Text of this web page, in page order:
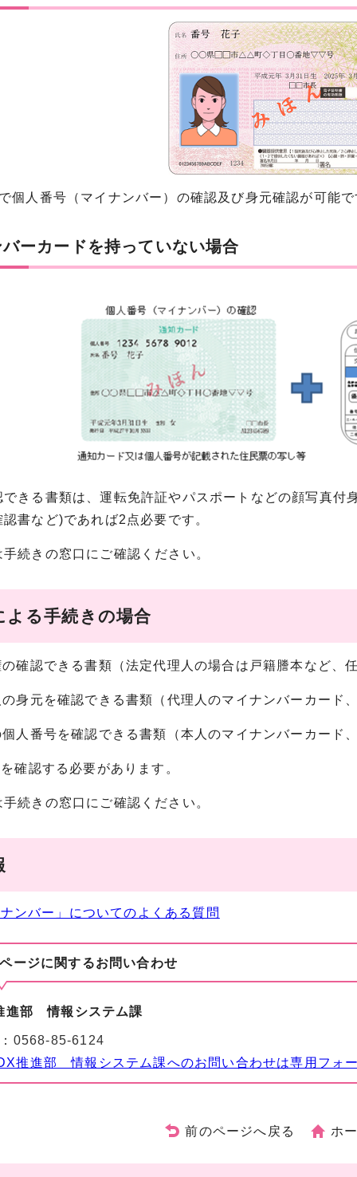
個人番号（マイナンバー）の確認及び身元確認が可能
ーカードを持っていない場合
きる書類は、運転免許証やパスポートなどの顔写真付
認書など)であれば2点必要です。
続きの窓口にご確認ください。
よる手続きの場合
確認できる書類（法定代理人の場合は戸籍謄本など、
身元を確認できる書類（代理人のマイナンバーカード
人番号を確認できる書類（本人のマイナンバーカード
確認する必要があります。
続きの窓口にご確認ください。
ナンバー」についてのよくある質問
ージに関するお問い合わせ
進部 情報システム課
0568-85-6124
推進部 情報システム課へのお問い合わせは専用フォ
前のページへ戻る ホ